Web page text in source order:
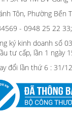
Tôn, Phường Bến
- 0948 25 22
ký kinh doanh số
tư cấp, lần 1 ngày
đổi lần thứ 6 : 31/